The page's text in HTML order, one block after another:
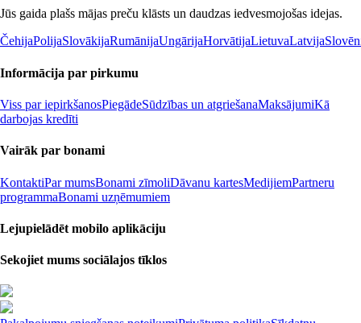
Jūs gaida plašs mājas preču klāsts un daudzas iedvesmojošas idejas.
ČehijaPolijaSlovākijaRumānijaUngārijaHorvātijaLietuvaLatvija
Informācija par pirkumu
Viss par iepirkšanosPiegādeSūdzības un atgriešanaMaksājumiKā
darbojas kredīti
Vairāk par bonami
KontaktiPar mumsBonami zīmoliDāvanu kartesMedijiemPartneru
programmaBonami uzņēmumiem
Lejupielādēt mobilo aplikāciju
Sekojiet mums sociālajos tīklos